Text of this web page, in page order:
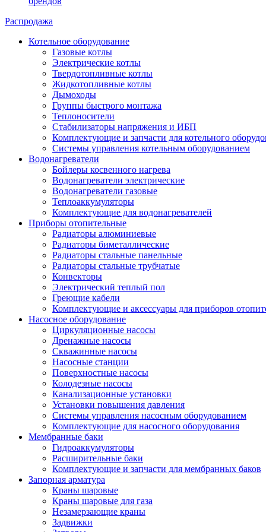
Распродажа
Котельное оборудование
Газовые котлы
Электрические котлы
Твердотопливные котлы
Жидкотопливные котлы
Дымоходы
Группы быстрого монтажа
Теплоносители
Стабилизаторы напряжения и ИБП
Комплектующие и запчасти для котельного
Системы управления котельным оборудованием
Водонагреватели
Бойлеры косвенного нагрева
Водонагреватели электрические
Водонагреватели газовые
Теплоаккумуляторы
Комплектующие для водонагревателей
Приборы отопительные
Радиаторы алюминиевые
Радиаторы биметаллические
Радиаторы стальные панельные
Радиаторы стальные трубчатые
Конвекторы
Электрический теплый пол
Греющие кабели
Комплектующие и аксессуары для приборов
Насосное оборудование
Циркуляционные насосы
Дренажные насосы
Скважинные насосы
Насосные станции
Поверхностные насосы
Колодезные насосы
Канализационные установки
Установки повышения давления
Системы управления насосным оборудованием
Комплектующие для насосного оборудования
Мембранные баки
Гидроаккумуляторы
Расширительные баки
Комплектующие и запчасти для мембранных баков
Запорная арматура
Краны шаровые
Краны шаровые для газа
Незамерзающие краны
Задвижки